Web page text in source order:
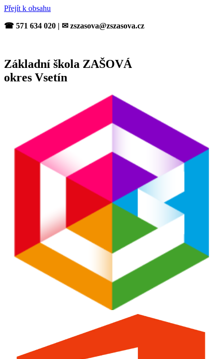
Přejít k obsahu
☎ 571 634 020 | ✉ zszasova@zszasova.cz
Základní škola ZAŠOVÁ
okres Vsetín